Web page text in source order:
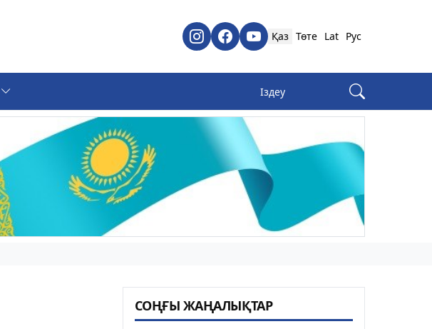
Қаз Төте Lat Рус
СОҢҒЫ ЖАҢАЛЫҚТАР